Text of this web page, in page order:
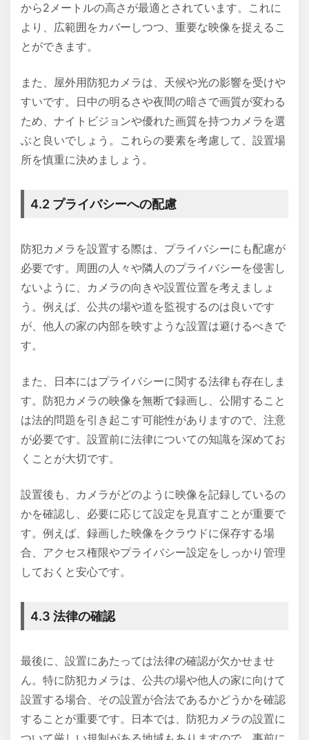
から2メートルの高さが最適とされています。これに
より、広範囲をカバーしつつ、重要な映像を捉えるこ
とができます。
また、屋外用防犯カメラは、天候や光の影響を受けや
すいです。日中の明るさや夜間の暗さで画質が変わる
ため、ナイトビジョンや優れた画質を持つカメラを選
ぶと良いでしょう。これらの要素を考慮して、設置場
所を慎重に決めましょう。
4.2 プライバシーへの配慮
防犯カメラを設置する際は、プライバシーにも配慮が
必要です。周囲の人々や隣人のプライバシーを侵害し
ないように、カメラの向きや設置位置を考えましょ
う。例えば、公共の場や道を監視するのは良いです
が、他人の家の内部を映すような設置は避けるべきで
す。
また、日本にはプライバシーに関する法律も存在しま
す。防犯カメラの映像を無断で録画し、公開すること
は法的問題を引き起こす可能性がありますので、注意
が必要です。設置前に法律についての知識を深めてお
くことが大切です。
設置後も、カメラがどのように映像を記録しているの
かを確認し、必要に応じて設定を見直すことが重要で
す。例えば、録画した映像をクラウドに保存する場
合、アクセス権限やプライバシー設定をしっかり管理
しておくと安心です。
4.3 法律の確認
最後に、設置にあたっては法律の確認が欠かせませ
ん。特に防犯カメラは、公共の場や他人の家に向けて
設置する場合、その設置が合法であるかどうかを確認
することが重要です。日本では、防犯カメラの設置に